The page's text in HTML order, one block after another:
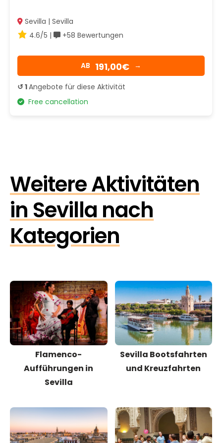
Sevilla | Sevilla
4.6/5 |
+58 Bewertungen
AB 191,00€ →
↺ 1Angebote für diese Aktivität
Free cancellation
Weitere Aktivitäten
in Sevilla nach
Kategorien
Flamenco-
Aufführungen in
Sevilla
Sevilla Bootsfahrten
und Kreuzfahrten